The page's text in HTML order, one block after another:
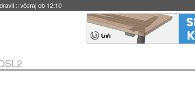
dve leti::včeraj ob 11:37